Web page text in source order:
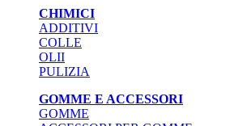
CHIMICI
ADDITIVI
COLLE
OLII
PULIZIA
GOMME E ACCESSORI
GOMME